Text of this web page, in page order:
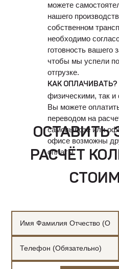
можете
нашего
собственном
необходимо
готовность вашего
чтобы мы успели
отгрузке.
КАК ОПЛАЧИВАТЬ?
физическими, так
Вы можете
переводом на
самовывозе или
офисе возможны
оплаты.
ОСТАВИТЬ
РАСЧЁТ